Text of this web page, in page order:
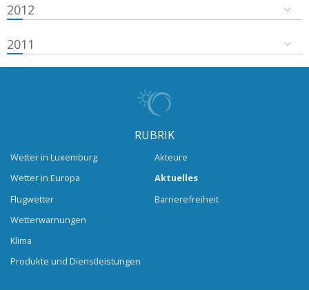
2012
2011
RUBRIK
Wetter in Luxemburg
Wetter in Europa
Flugwetter
Wetterwarnungen
Klima
Produkte und Dienstleistungen
Akteure
Aktuelles
Barrierefreiheit